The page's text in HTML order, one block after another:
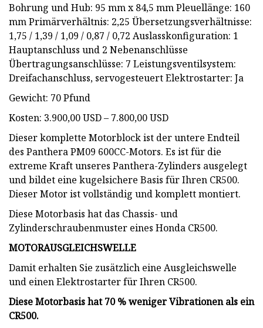
Bohrung und Hub: 95 mm x 84,5 mm Pleuellänge: 160
mm Primärverhältnis: 2,25 Übersetzungsverhältnisse:
1,75 / 1,39 / 1,09 / 0,87 / 0,72 Auslasskonfiguration: 1
Hauptanschluss und 2 Nebenanschlüsse
Übertragungsanschlüsse: 7 Leistungsventilsystem:
Dreifachanschluss, servogesteuert Elektrostarter: Ja
Gewicht: 70 Pfund
Kosten: 3.900,00 USD – 7.800,00 USD
Dieser komplette Motorblock ist der untere Endteil
des Panthera PM09 600CC-Motors. Es ist für die
extreme Kraft unseres Panthera-Zylinders ausgelegt
und bildet eine kugelsichere Basis für Ihren CR500.
Dieser Motor ist vollständig und komplett montiert.
Diese Motorbasis hat das Chassis- und
Zylinderschraubenmuster eines Honda CR500.
MOTORAUSGLEICHSWELLE
Damit erhalten Sie zusätzlich eine Ausgleichswelle
und einen Elektrostarter für Ihren CR500.
Diese Motorbasis hat 70 % weniger Vibrationen als ein
CR500.